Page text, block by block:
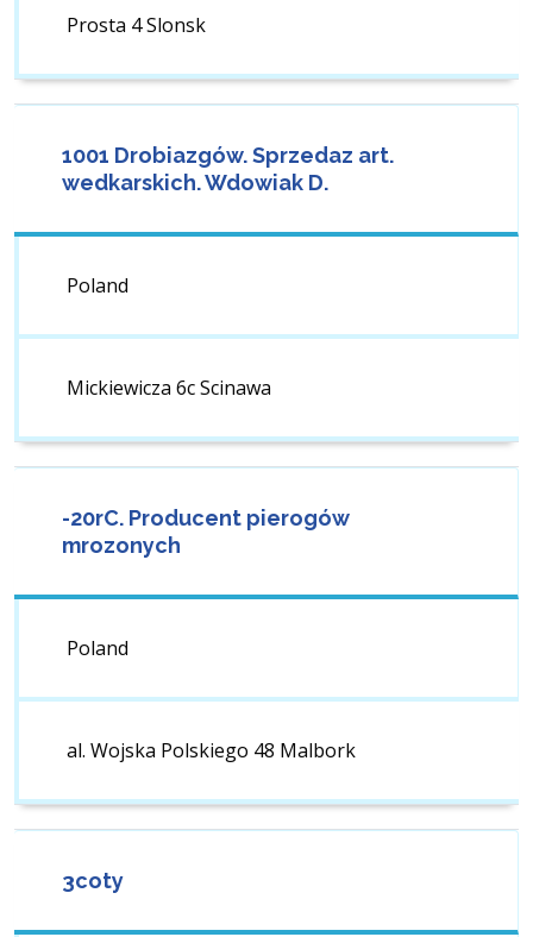
Prosta 4 Slonsk
1001 Drobiazgów. Sprzedaz art.
wedkarskich. Wdowiak D.
Poland
Mickiewicza 6c Scinawa
-20rC. Producent pierogów
mrozonych
Poland
al. Wojska Polskiego 48 Malbork
3coty